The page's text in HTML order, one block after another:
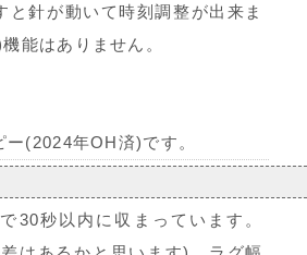
と針が動いて時刻調整が出来ま
能はありません。
(2024年OH済)です。
30秒以内に収まっています。